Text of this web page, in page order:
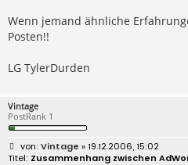
Wenn jemand ähnliche
Posten!!
LG TylerDurden
Vintage
PostRank 1
B
e
Vintage » 19.12.2006, 15:02
Zusammenhang zwischen